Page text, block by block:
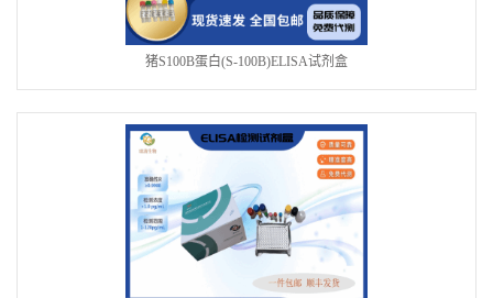
猪S100B蛋白(S-100B)ELISA试剂盒